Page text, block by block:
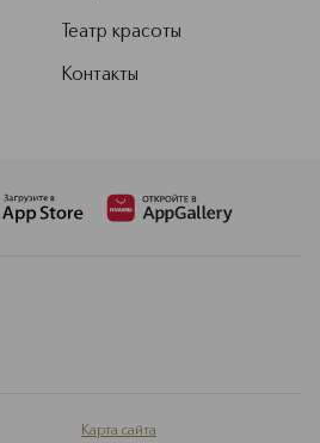
Театр красоты
Контакты
Карта сайта